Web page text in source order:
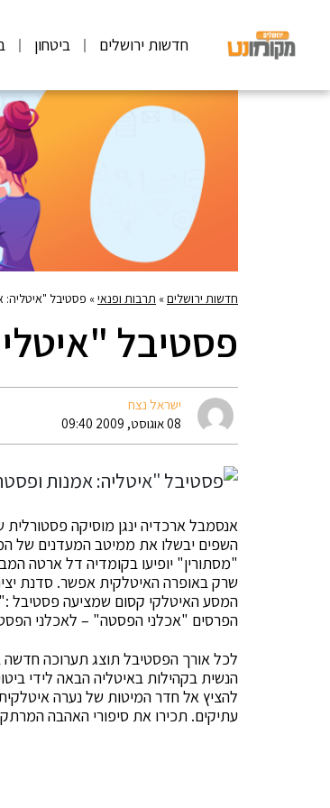
חדשות ירושלים ביטחון
חדשות ירושלים» תרבות ופנאי» פסטיבל
פסטיבל
ישראל נצח
08 אוגוסט, 2009 09:40
אנסמבל ארכדיה ינגן מוסיקה
השפים יבשלו את ממיטב המעדנים של
"מסתורין" יופיעו בקומדיה דל ארטה
שרק באופרה האיטלקית אפשר. סדנת
המסע האיטלקי קסום שמציעה פסטיבל
הפרסים "אכלני הפסטה" – לאכלני
לכל אורך הפסטיבל תוצג תערוכה חדשה
הנשית בקהילות באיטליה הבאה לידי
להציץ אל חדר המיטות של נערה
עתיקים. תכירו את סיפורי האהבה